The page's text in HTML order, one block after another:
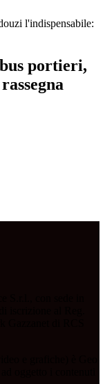
l'indispensabile:
portieri,